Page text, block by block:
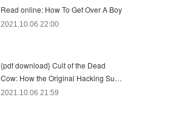
Read online: How To Get Over A Boy
2021.10.06 22:00
{pdf download} Cult of the Dead
Cow: How the Original Hacking Su…
2021.10.06 21:59